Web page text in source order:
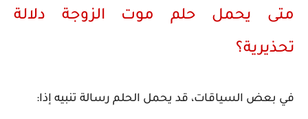
متى يحمل حلم موت الزوجة دلالة
تحذيرية؟
في بعض السياقات، قد يحمل الحلم رسالة تنبيه إذا: